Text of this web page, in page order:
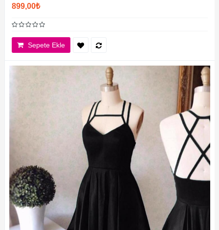
899,00₺
Sepete Ekle